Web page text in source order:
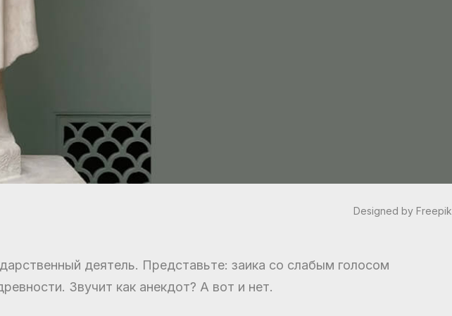
Designed by Freepik
деятель. Представьте: заика со слабым голосом
Звучит как анекдот? А вот и нет.